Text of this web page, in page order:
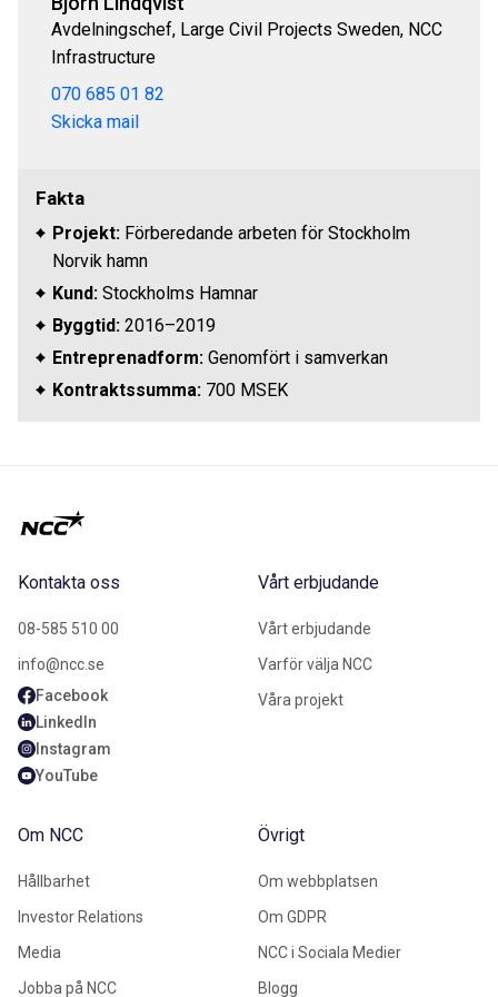
Avdelningschef, Large Civil Projects Sweden, NCC
Infrastructure
070 685 01 82
Skicka mail
Fakta
Projekt: Förberedande arbeten för Stockholm
Norvik hamn
Kund: Stockholms Hamnar
Byggtid: 2016–2019
Entreprenadform: Genomfört i samverkan
Kontraktssumma: 700 MSEK
Kontakta oss
08-585 510 00
info@ncc.se
Facebook
LinkedIn
Instagram
YouTube
Vårt erbjudande
Vårt erbjudande
Varför välja NCC
Våra projekt
Om NCC
Hållbarhet
Investor Relations
Media
Jobba på NCC
Övrigt
Om webbplatsen
Om GDPR
NCC i Sociala Medier
Blogg